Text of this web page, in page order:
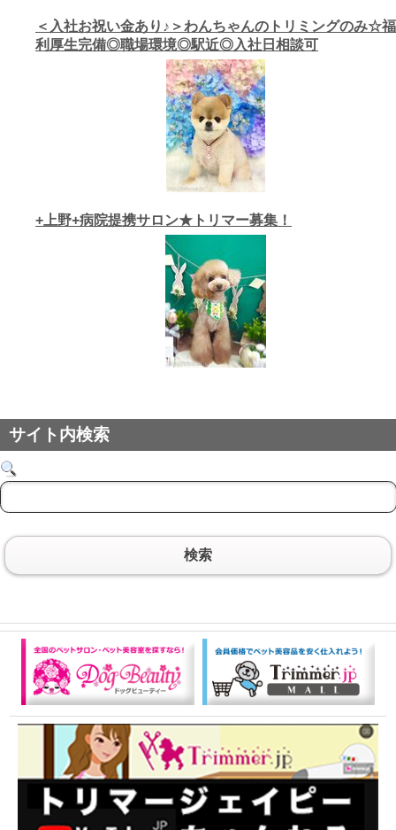
＜入社お祝い金あり♪＞わんちゃんのトリミングのみ☆福
利厚生完備◎職場環境◎駅近◎入社日相談可
+上野+病院提携サロン★トリマー募集！
サイト内検索
検索